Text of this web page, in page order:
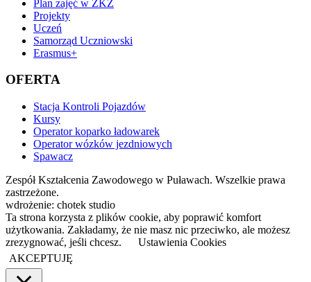
Plan zajęć w ZKZ
Projekty
Uczeń
Samorząd Uczniowski
Erasmus+
OFERTA
Stacja Kontroli Pojazdów
Kursy
Operator koparko ładowarek
Operator wózków jezdniowych
Spawacz
Zespół Kształcenia Zawodowego w Puławach. Wszelkie prawa
zastrzeżone.
wdrożenie: chotek studio
Ta strona korzysta z plików cookie, aby poprawić komfort
użytkowania. Zakładamy, że nie masz nic przeciwko, ale możesz
zrezygnować, jeśli chcesz.
Ustawienia Cookies
AKCEPTUJĘ